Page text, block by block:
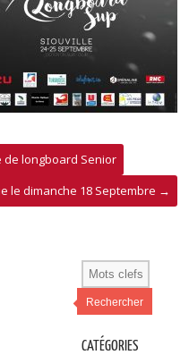
de longboard Senior
le dimanche 18 Septembre →
Rechercher
CATÉGORIES